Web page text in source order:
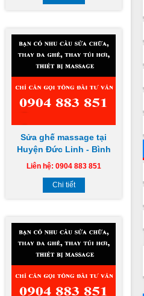
Sửa ghế massage tại
Huyện Đức Linh - Bình
Thuận tại nhà uy tín giá
rẻ chuyên nghiệp
Liên hệ: 0904 883 851
Chi tiết